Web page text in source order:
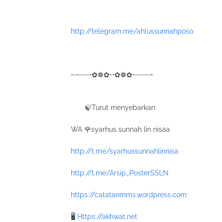
http://telegram.me/ahlussunnahposo
•┈┈┈┈•✿❁✿••✿❁✿•┈┈┈┈•
🍃Turut menyebarkan:
WA 🌹syarhus sunnah lin nisaa
http://t.me/syarhussunnahlinnisa
http://t.me/Arsip_PosterSSLN
https://catatanmms.wordpress.com
🖥 Https://akhwat.net